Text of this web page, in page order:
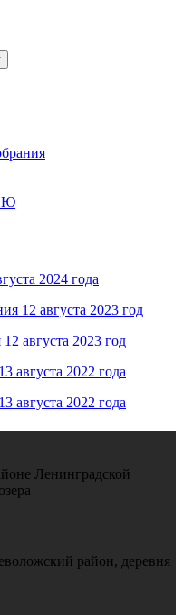
2024 года
12 августа 2023 год
августа 2023 год
августа 2022 года
августа 2022 года
Ленинградской
район, деревня